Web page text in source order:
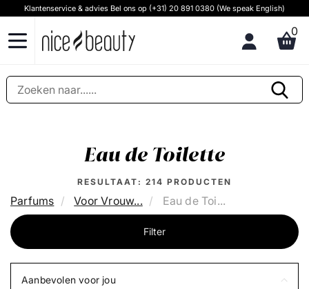
Klantenservice & advies Bel ons op (+31) 20 891 0380 (We speak English)
0
Eau de Toilette
RESULTAAT: 214 PRODUCTEN
Parfums Voor Vrouw... Eau de Toi...
Filter
Aanbevolen voor jou